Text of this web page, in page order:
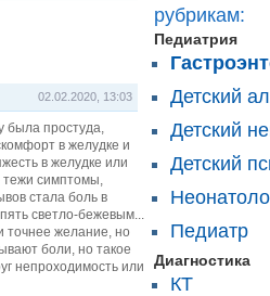
02.02.2020, 13:03
была простуда,
в желудке и
в желудке или
тежи симптомы,
стала боль в
светло-бежевым...
точнее желание, но
боли, но такое
непроходимость или
рубрикам:
Педиатрия
Детский
Детский
Детский
Педиатр
Диагностика
КТ